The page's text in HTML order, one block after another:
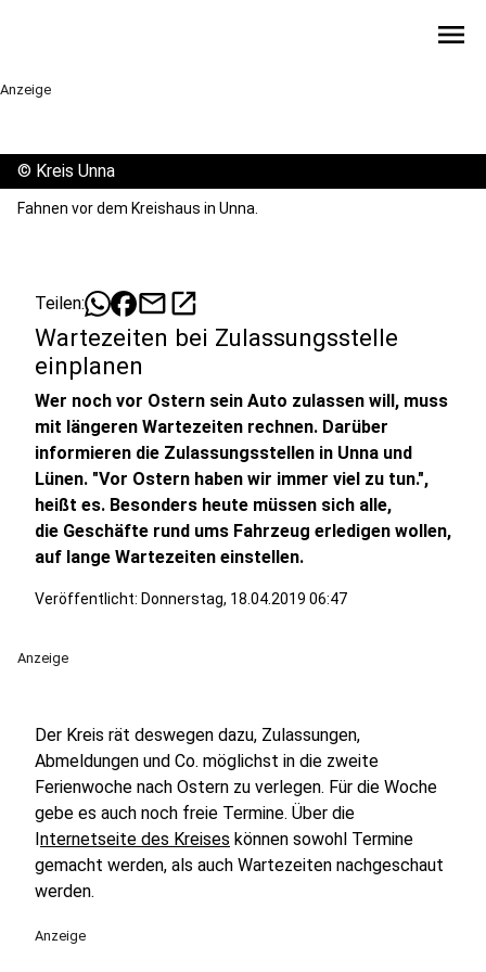
menu
Anzeige
© Kreis Unna
Fahnen vor dem Kreishaus in Unna.
Teilen: mailopen_in_new
Wartezeiten bei Zulassungsstelle
einplanen
Wer noch vor Ostern sein Auto zulassen will, muss
mit längeren Wartezeiten rechnen. Darüber
informieren die Zulassungsstellen in Unna und
Lünen. "Vor Ostern haben wir immer viel zu tun.",
heißt es. Besonders heute müssen sich alle,
die Geschäfte rund ums Fahrzeug erledigen wollen,
auf lange Wartezeiten einstellen.
Veröffentlicht: Donnerstag, 18.04.2019 06:47
Anzeige
Der Kreis rät deswegen dazu, Zulassungen,
Abmeldungen und Co. möglichst in die zweite
Ferienwoche nach Ostern zu verlegen. Für die Woche
gebe es auch noch freie Termine. Über die
Internetseite des Kreises können sowohl Termine
gemacht werden, als auch Wartezeiten nachgeschaut
werden.
Anzeige